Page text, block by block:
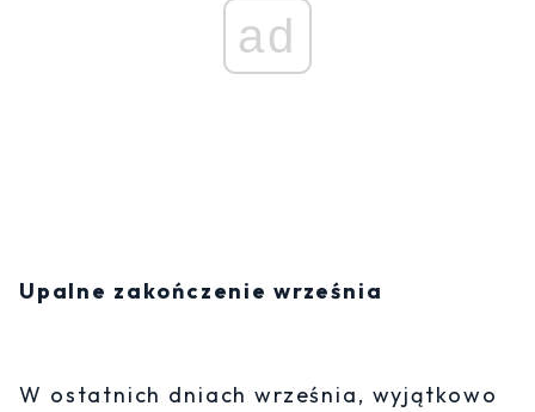
ad
Upalne zakończenie września
W ostatnich dniach września, wyjątkowo